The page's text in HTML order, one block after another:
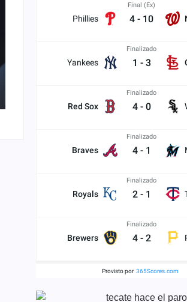
Phillies
Final (Ex)
4 - 10
Yankees
Finalizado
1 - 3
Red Sox
Finalizado
4 - 0
Braves
Finalizado
4 - 1
Royals
Finalizado
2 - 1
Brewers
Finalizado
4 - 2
Provisto por 365Scores.com